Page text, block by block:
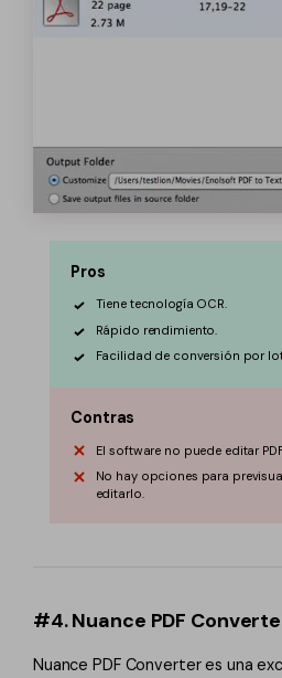
Pros
Tiene tecnología OCR.
Rápido rendimiento.
Facilidad de conversión por
Contras
El software no puede editar
No hay opciones para
editarlo.
#4. Nuance PDF
Nuance PDF Converter es una